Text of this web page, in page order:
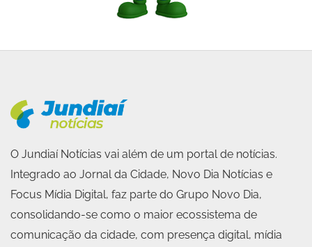
O Jundiaí Notícias vai além de um portal de notícias.
Integrado ao Jornal da Cidade, Novo Dia Notícias e
Focus Mídia Digital, faz parte do Grupo Novo Dia,
consolidando-se como o maior ecossistema de
comunicação da cidade, com presença digital, mídia